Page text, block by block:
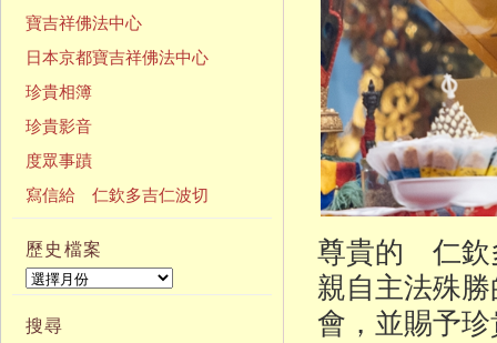
尊貴的 仁欽
親自主法殊
會，並賜予
寶吉祥佛法中心
日本京都寶吉祥佛法中心
珍貴相簿
珍貴影音
度眾事蹟
寫信給 仁欽多吉仁波切
歷史檔案
搜尋